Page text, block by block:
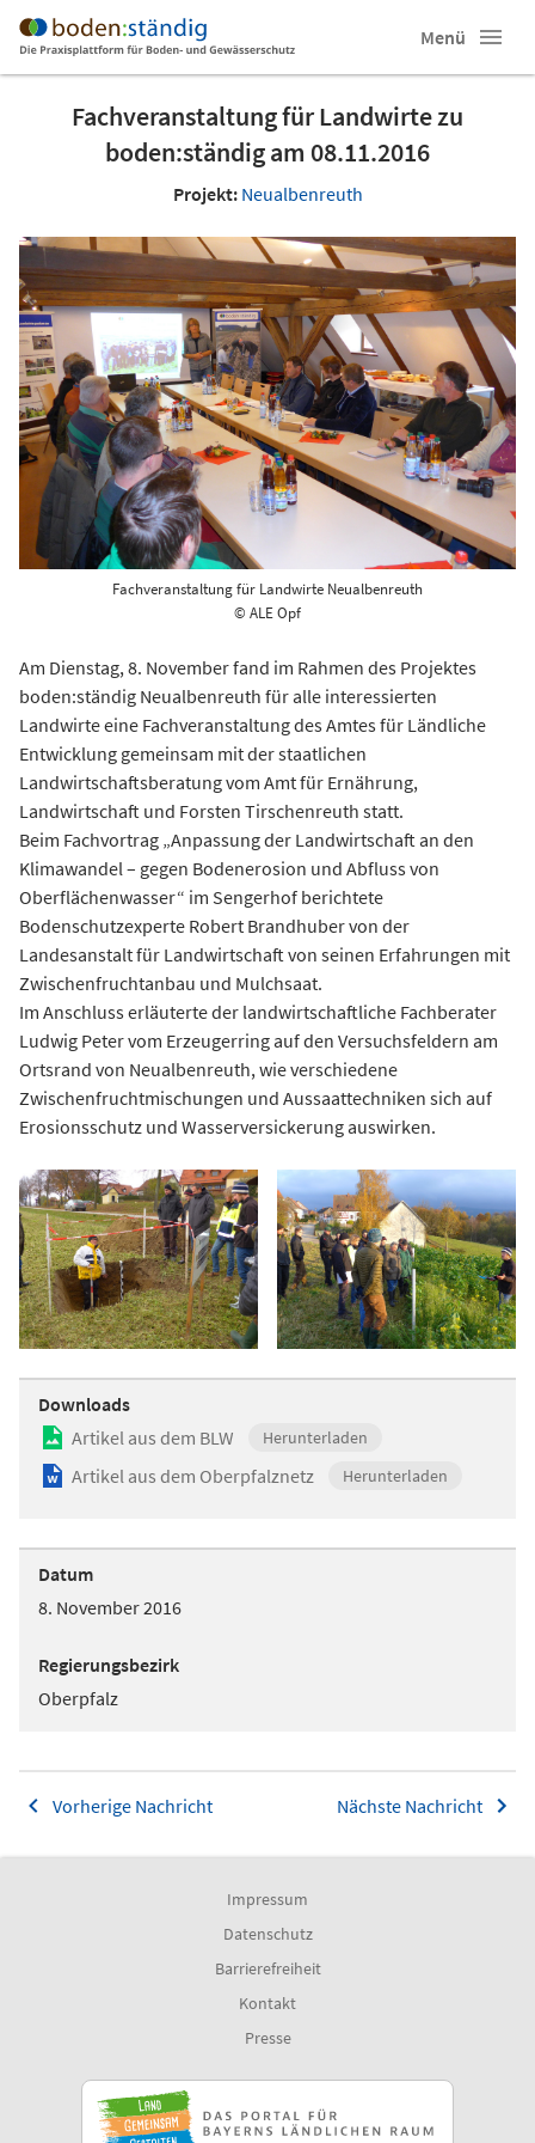
Menü
Fachveranstaltung für Landwirte zu
boden:ständig am 08.11.2016
Projekt: Neualbenreuth
Fachveranstaltung für Landwirte Neualbenreuth
© ALE Opf
Am Dienstag, 8. November fand im Rahmen des Projektes
boden:ständig Neualbenreuth für alle interessierten
Landwirte eine Fachveranstaltung des Amtes für Ländliche
Entwicklung gemeinsam mit der staatlichen
Landwirtschaftsberatung vom Amt für Ernährung,
Landwirtschaft und Forsten Tirschenreuth statt.
Beim Fachvortrag „Anpassung der Landwirtschaft an den
Klimawandel – gegen Bodenerosion und Abfluss von
Oberflächenwasser“ im Sengerhof berichtete
Bodenschutzexperte Robert Brandhuber von der
Landesanstalt für Landwirtschaft von seinen Erfahrungen mit
Zwischenfruchtanbau und Mulchsaat.
Im Anschluss erläuterte der landwirtschaftliche Fachberater
Ludwig Peter vom Erzeugerring auf den Versuchsfeldern am
Ortsrand von Neualbenreuth, wie verschiedene
Zwischenfruchtmischungen und Aussaattechniken sich auf
Erosionsschutz und Wasserversickerung auswirken.
Downloads
Artikel aus dem BLW
Herunterladen
Artikel aus dem Oberpfalznetz Herunterladen
Datum
8. November 2016
Regierungsbezirk
Oberpfalz
Vorherige Nachricht Nächste Nachricht
Impressum
Datenschutz
Barrierefreiheit
Kontakt
Presse